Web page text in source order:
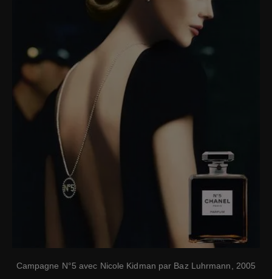
Campagne N°5 avec Nicole Kidman par Baz Luhrmann, 2005